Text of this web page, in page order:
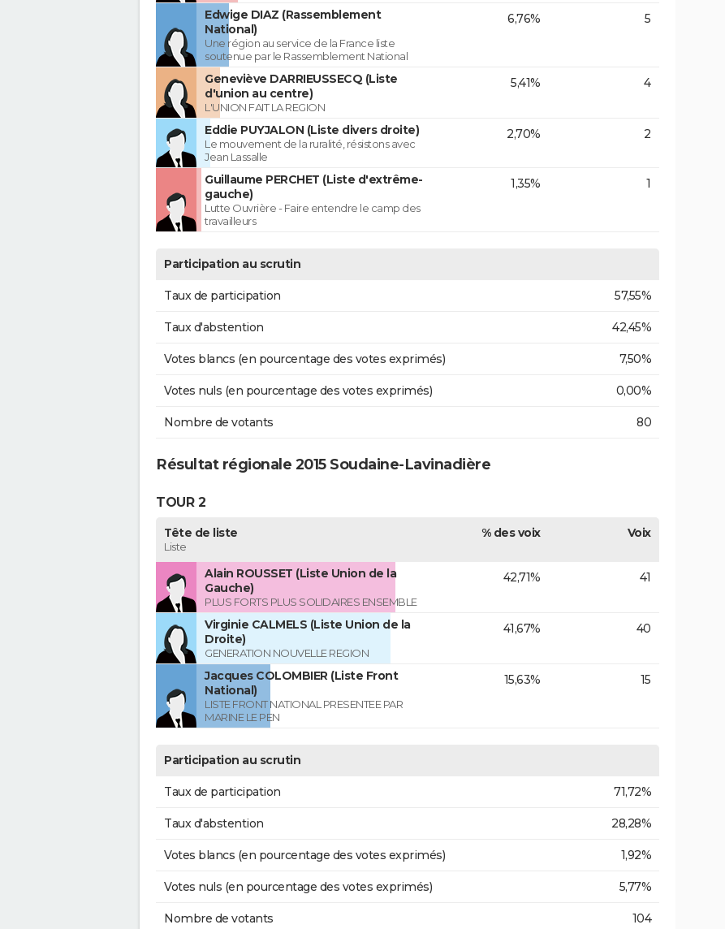
Edwige DIAZ (Rassemblement
National)
Une région au service de la France liste
soutenue par le Rassemblement National
6,76% 5
Geneviève DARRIEUSSECQ (Liste
d'union au centre)
L'UNION FAIT LA REGION
5,41% 4
Eddie PUYJALON (Liste divers droite)
Le mouvement de la ruralité, résistons avec
Jean Lassalle
2,70% 2
Guillaume PERCHET (Liste d'extrême-
gauche)
Lutte Ouvrière - Faire entendre le camp des
travailleurs
1,35% 1
Participation au scrutin
Taux de participation 57,55%
Taux d'abstention 42,45%
Votes blancs (en pourcentage des votes exprimés) 7,50%
Votes nuls (en pourcentage des votes exprimés) 0,00%
Nombre de votants 80
Résultat régionale 2015 Soudaine-Lavinadière
TOUR 2
Tête de liste
Liste
% des voix Voix
Alain ROUSSET (Liste Union de la
Gauche)
PLUS FORTS PLUS SOLIDAIRES ENSEMBLE
42,71% 41
Virginie CALMELS (Liste Union de la
Droite)
GENERATION NOUVELLE REGION
41,67% 40
Jacques COLOMBIER (Liste Front
National)
LISTE FRONT NATIONAL PRESENTEE PAR
MARINE LE PEN
15,63% 15
Participation au scrutin
Taux de participation 71,72%
Taux d'abstention 28,28%
Votes blancs (en pourcentage des votes exprimés) 1,92%
Votes nuls (en pourcentage des votes exprimés) 5,77%
Nombre de votants 104